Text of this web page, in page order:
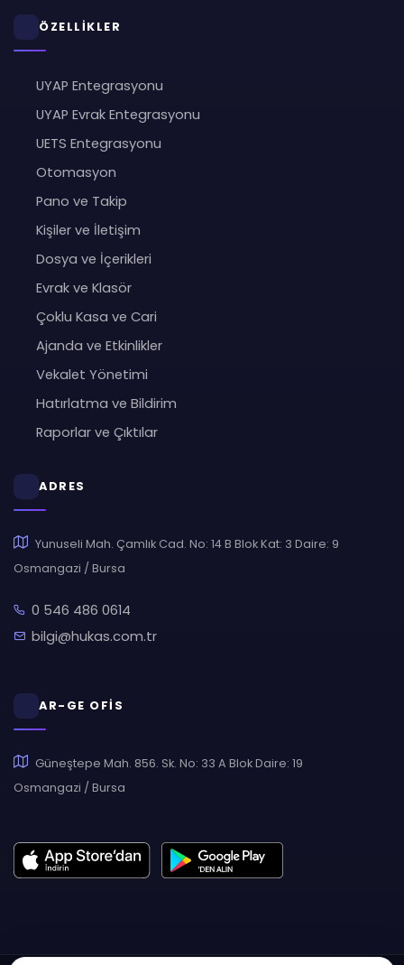
ÖZELLİKLER
UYAP Entegrasyonu
UYAP Evrak Entegrasyonu
UETS Entegrasyonu
Otomasyon
Pano ve Takip
Kişiler ve İletişim
Dosya ve İçerikleri
Evrak ve Klasör
Çoklu Kasa ve Cari
Ajanda ve Etkinlikler
Vekalet Yönetimi
Hatırlatma ve Bildirim
Raporlar ve Çıktılar
ADRES
Yunuseli Mah. Çamlık Cad. No: 14 B Blok Kat: 3 Daire: 9
Osmangazi / Bursa
0 546 486 0614
bilgi@hukas.com.tr
AR-GE OFİS
Güneştepe Mah. 856. Sk. No: 33 A Blok Daire: 19
Osmangazi / Bursa